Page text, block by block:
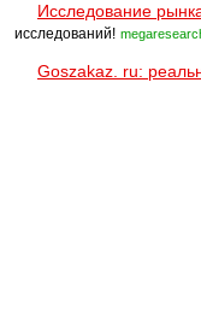
Исследование
исследований!
Goszakaz. ru: